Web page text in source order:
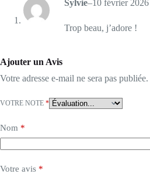
Sylvie–10 février 2026
Trop beau, j’adore !
Ajouter un Avis
Votre adresse e-mail ne sera pas publiée.
VOTRE NOTE *
Nom *
Votre avis *